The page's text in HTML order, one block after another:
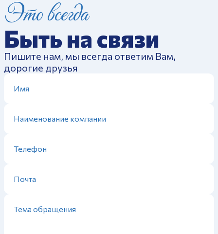
Это всегда
Быть на связи
Пишите нам, мы всегда ответим Вам,
дорогие друзья